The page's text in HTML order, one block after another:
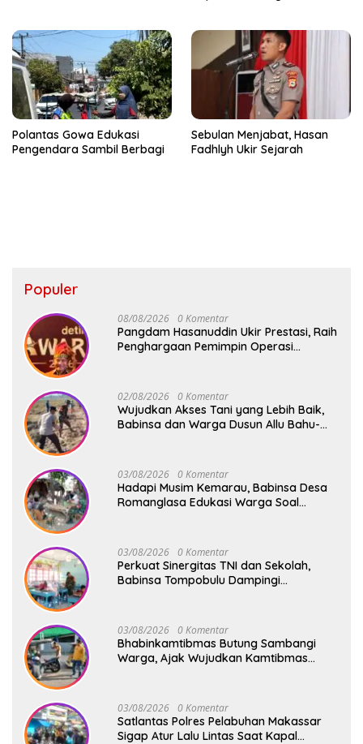
Polantas Gowa Edukasi
Pengendara Sambil Berbagi
Sebulan Menjabat, Hasan
Fadhlyh Ukir Sejarah
Populer
08/08/2026 0 Komentar
Pangdam Hasanuddin Ukir Prestasi, Raih
Penghargaan Pemimpin Operasi
02/08/2026 0 Komentar
Wujudkan Akses Tani yang Lebih Baik,
Babinsa dan Warga Dusun Allu Bahu-
03/08/2026 0 Komentar
Hadapi Musim Kemarau, Babinsa Desa
Romanglasa Edukasi Warga Soal
03/08/2026 0 Komentar
Perkuat Sinergitas TNI dan Sekolah,
Babinsa Tompobulu Dampingi
03/08/2026 0 Komentar
Bhabinkamtibmas Butung Sambangi
Warga, Ajak Wujudkan Kamtibmas
03/08/2026 0 Komentar
Satlantas Polres Pelabuhan Makassar
Sigap Atur Lalu Lintas Saat Kapal